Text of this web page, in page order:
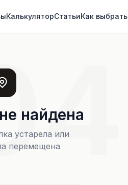
КалькуляторСтатьиКак выбрать
найдена
устарела или
перемещена